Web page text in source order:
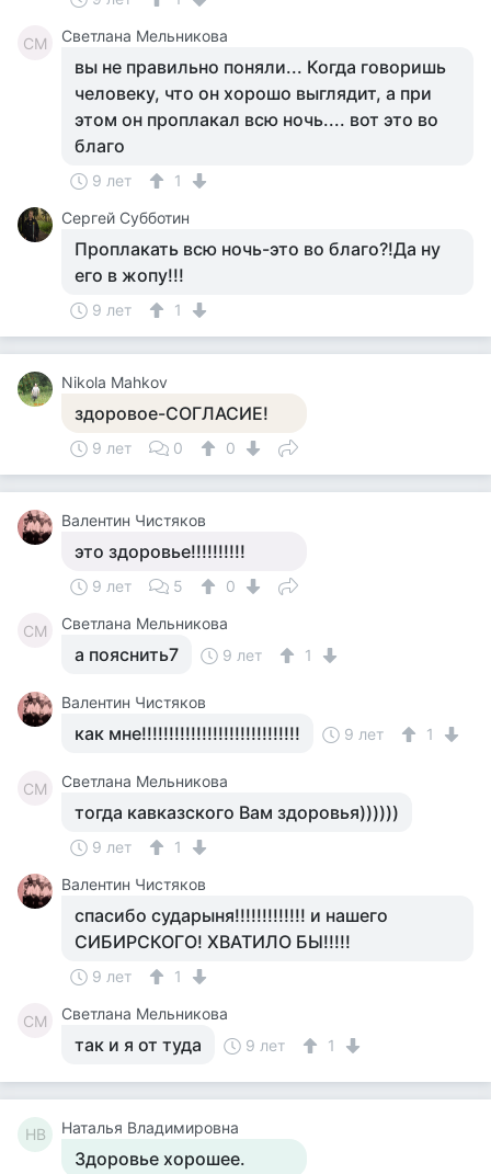
СМ Светлана Мельникова
вы не правильно поняли... Когда говоришь
человеку, что он хорошо выглядит, а при
этом он проплакал всю ночь.... вот это во
благо
9 лет
1
Сергей Субботин
Проплакать всю ночь-это во благо?!Да ну
его в жопу!!!
9 лет 1
Nikola Mahkov
здоровое-СОГЛАСИЕ!
9 лет 0 0
Валентин Чистяков
это здоровье!!!!!!!!!!
9 лет 5 0
СМ Светлана Мельникова
а пояснить7 9 лет 1
Валентин Чистяков
как мне!!!!!!!!!!!!!!!!!!!!!!!!!!!!! 9 лет 1
СМ Светлана Мельникова
тогда кавказского Вам здоровья))))))
9 лет
1
Валентин Чистяков
спасибо сударыня!!!!!!!!!!!!! и нашего
СИБИРСКОГО! ХВАТИЛО БЫ!!!!!
9 лет 1
СМ Светлана Мельникова
так и я от туда 9 лет 1
НВ Наталья Владимировна
Здоровье хорошее.